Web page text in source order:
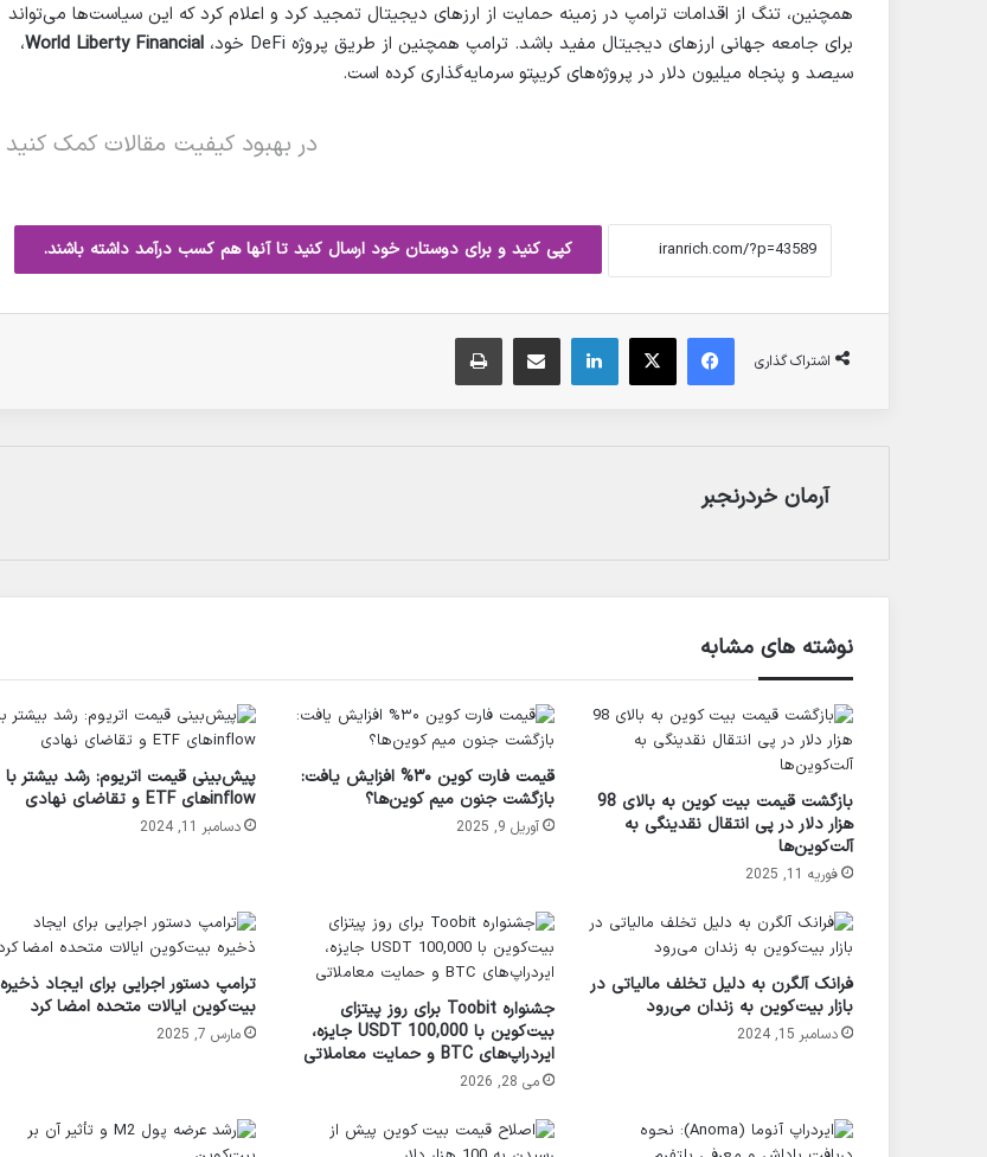
همچنین، تنگ از اقدامات ترامپ در زمینه حمایت از ارزهای دیجیتال تمجید کرد و اعلام کرد که این سیاست‌ها می‌تواند
برای جامعه جهانی ارزهای دیجیتال مفید باشد. ترامپ همچنین از طریق پروژه DeFi خود،
World Liberty Financial،
سیصد و پنجاه میلیون دلار در پروژه‌های کریپتو سرمایه‌گذاری کرده است.
در بهبود کیفیت مقالات کمک کنید
کپی کنید و برای دوستان خود ارسال کنید تا آنها هم کسب درآمد داشته باشند.
اشتراک گذاری
فیس بوک X لینکدین ارسال ایمیل چاپ
آرمان خردرنجبر
نوشته های مشابه
بازگشت قیمت بیت کوین به بالای 98
هزار دلار در پی انتقال نقدینگی به
آلت‌کوین‌ها
فوریه 11, 2025
قیمت فارت کوین ۳۰% افزایش یافت:
بازگشت جنون میم کوین‌ها؟
آوریل 9, 2025
پیش‌بینی قیمت اتریوم: رشد بیشتر با
inflow‌های ETF و تقاضای نهادی
دسامبر 11, 2024
فرانک آلگرن به دلیل تخلف مالیاتی در
بازار بیت‌کوین به زندان می‌رود
دسامبر 15, 2024
جشنواره Toobit برای روز پیتزای
بیت‌کوین با 100,000 USDT جایزه،
ایردراپ‌های BTC و حمایت معاملاتی
می 28, 2026
ترامپ دستور اجرایی برای ایجاد ذخیره
بیت‌کوین ایالات متحده امضا کرد
مارس 7, 2025